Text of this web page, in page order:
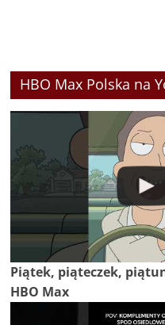
HBO Max Polska na
Piątek, piąteczek,
HBO Max